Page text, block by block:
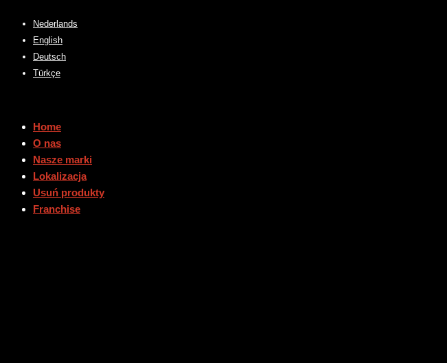
treści
Nederlands
English
Deutsch
Türkçe
Home
O nas
Nasze marki
Lokalizacja
Usuń produkty
Franchise